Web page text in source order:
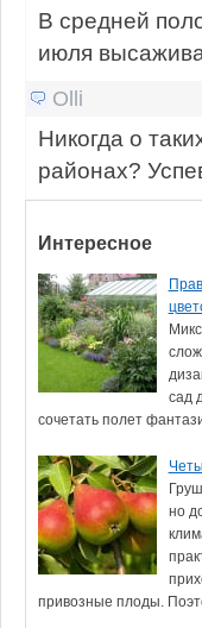
В средней
июля
Olli
Никогда о
районах?
Интересное
сад
сочетать полет
но
привозные плоды.